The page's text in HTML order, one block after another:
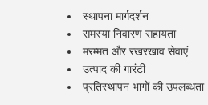
स्थापना मार्गदर्शन
समस्या निवारण सहायता
मरम्मत और रखरखाव सेवाएं
उत्पाद की गारंटी
प्रतिस्थापन भागों की उपलब्धता